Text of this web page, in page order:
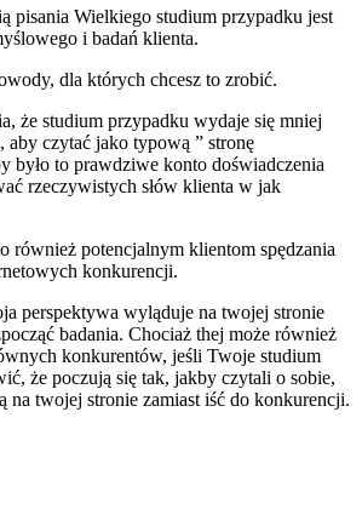
pisania Wielkiego studium przypadku jest
i badań klienta.
dla których chcesz to zrobić.
że studium przypadku wydaje się mniej
aby czytać jako typową ” stronę
było to prawdziwe konto doświadczenia
rzeczywistych słów klienta w jak
również potencjalnym klientom spędzania
konkurencji.
perspektywa wyląduje na twojej stronie
badania. Chociaż thej może również
konkurentów, jeśli Twoje studium
że poczują się tak, jakby czytali o sobie,
na twojej stronie zamiast iść do konkurencji.